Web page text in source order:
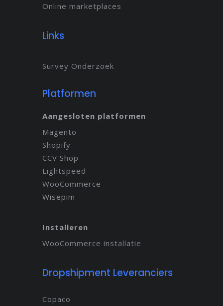
Online marketplaces
Links
Survey Onderzoek
Platformen
Aangesloten platformen
Magento
Shopify
CCV Shop
Lightspeed
WooCommerce
Wisepim
Installeren
WooCommerce installatie
Dropshipment Leveranciers
Copaco